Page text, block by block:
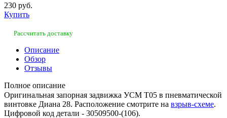
230 руб.
Купить
Рассчитать доставку
Описание
Обзор
Отзывы
Полное описание
Оригинальная запорная задвижка УСМ Т05 в пневматической
винтовке Диана 28. Расположение смотрите на взрыв-схеме.
Цифровой код детали - 30509500-(106).